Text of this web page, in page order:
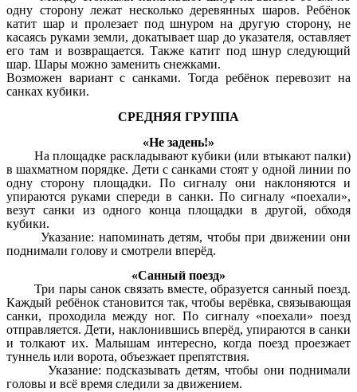
одну сторону лежат несколько деревянных шаров. Ребёнок
катит шар и пролезает под шнуром на другую сторону, не
касаясь руками земли, докатывает шар до указателя, оставляет
его там и возвращается. Также катит под шнур следующий
шар. Шары можно заменить снежками.
Возможен вариант с санками. Тогда ребёнок перевозит на
санках кубики.
СРЕДНЯЯ ГРУППА
«Не задень!»
На площадке раскладывают кубики (или втыкают палки)
в шахматном порядке. Дети с санками стоят у одной линии по
одну сторону площадки. По сигналу они наклоняются и
упираются руками спереди в санки. По сигналу «поехали»,
везут санки из одного конца площадки в другой, обходя
кубики.
Указание: напоминать детям, чтобы при движении они
поднимали голову и смотрели вперёд.
«Санный поезд»
Три пары санок связать вместе, образуется санный поезд.
Каждый ребёнок становится так, чтобы верёвка, связывающая
санки, проходила между ног. По сигналу «поехали» поезд
отправляется. Дети, наклонившись вперёд, упираются в санки
и толкают их. Малышам интересно, когда поезд проезжает
туннель или ворота, объезжает препятствия.
Указание: подсказывать детям, чтобы они поднимали
головы и всё время следили за движением.